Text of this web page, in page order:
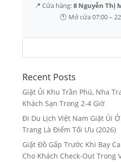
📍 Cửa hàng:8 Nguyễn Thị
🕐 Mở cửa 07:00 –
Recent Posts
Giặt Ủi Khu Trần Phú, Nha
Khách Sạn Trong 2-4 Giờ
Đi Du Lịch Việt Nam Giặt Ủi
Trang Là Điểm Tối Ưu (2026)
Giặt Đồ Gấp Trước Khi Bay
Cho Khách Check-Out Trong